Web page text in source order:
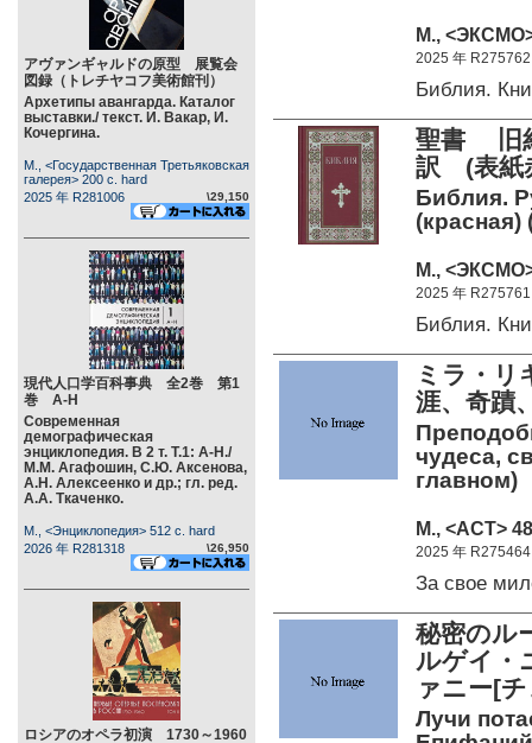
アヴァンギャルドの原型 展覧会
図録（トレチヤコフ美術館刊）
Архетипы авангарда. Каталог
выставки./ текст. И. Вакар, И.
Кочергина.
М., <Государственная Третьяковская
галерея> 200 c. hard
2025 年 R281006
\29,150
現代人口学百科事典 全2巻 第1
巻 А-Н
Современная
демографическая
энциклопедия. В 2 т. Т.1: А-Н./
М.М. Агафошин, С.Ю. Аксенова,
А.Н. Алексеенко и др.; гл. ред.
А.А. Ткаченко.
М., <Энциклопедия> 512 c. hard
2026 年 R281318
\26,950
ロシアのオペラ初演 1730～1960
М.,
2025 年 R275762
Библия.
聖書 旧
訳 (表紙
Библия.
М.,
2025 年 R275761
Библия.
ミラ・
涯、奇
чудеса,
главном)
М., <АСТ>
2025 年 R275464
За свое
秘密のル
ルゲイ・
ァニー[
Лучи